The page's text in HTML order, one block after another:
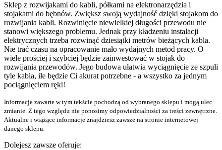
Sklep z rozwijakami do kabli, półkami na elektronarzędzia i
stojakami do bębnów. Zwiększ swoją wydajność dzięki stojakom do
rozwijania kabli. Rozwinięcie niewielkiej długości przewodu nie
stanowi większego problemu. Jednak przy kładzeniu instalacji
elektrycznych trzeba rozwinąć dziesiątki metrów bieżących kabla.
Nie trać czasu na opracowanie mało wydajnych metod pracy. O
wiele prościej i szybciej będzie zainwestować w stojak do
rozwijania przewodów. Jego budowa ułatwia wyciągnięcie ze szpuli
tyle kabla, ile będzie Ci akurat potrzebne - a wszystko za jednym
pociągnięciem ręki!
Informacje zawarte w tym tekście pochodzą od wybranego sklepu i mogą ulec
zmianie. Z tego względu nie ponosimy odpowiedzialności za treści zewnętrzne.
Aktualne i wiążące informacje znajdziesz zawsze na stronie internetowej
danego sklepu.
Dolejesz zawsze oferuje: